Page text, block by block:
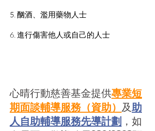
5. 酗酒、濫用藥物人士
6. 進行傷害他人或自己的人士
心晴行動慈善基金提供專業短
期面談輔導服務（資助） 及 助
人自助輔導服務先導計劃 ，如